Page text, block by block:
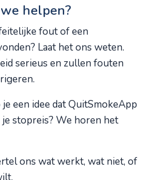
helpen?
fout of een
Laat het ons weten.
serieus en zullen fouten
een idee dat QuitSmokeApp
stopreis? We horen het
ons wat werkt, wat niet, of